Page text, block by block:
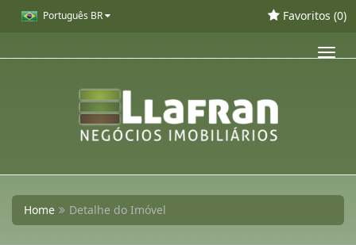
Português BR Favoritos (0)
Home Detalhe do Imóvel